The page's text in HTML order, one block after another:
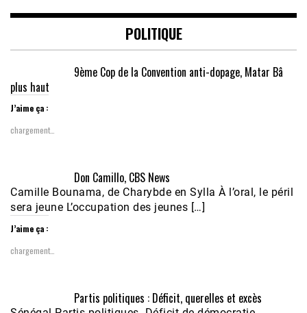
POLITIQUE
9ème Cop de la Convention anti-dopage, Matar Bâ
plus haut
J’aime ça :
chargement…
Don Camillo, CBS News
Camille Bounama, de Charybde en Sylla À l’oral, le péril
sera jeune L’occupation des jeunes […]
J’aime ça :
chargement…
Partis politiques : Déficit, querelles et excès